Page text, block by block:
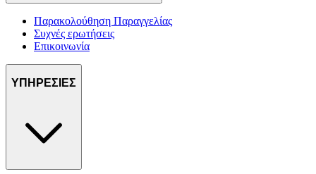
Παρακολούθηση Παραγγελίας
Συχνές ερωτήσεις
Επικοινωνία
ΥΠΗΡΕΣΙΕΣ